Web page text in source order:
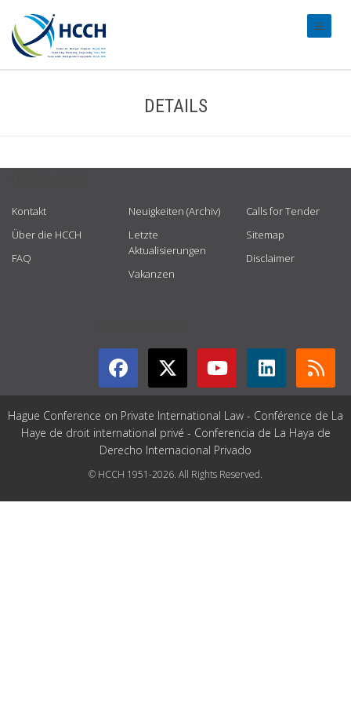
DETAILS
Kontakt
Über die HCCH
FAQ
Neuigkeiten (Archiv)
Letzte
Aktualisierungen
Vakanzen
Calls for Tender
Sitemap
Disclaimer
Hague Conference on Private International Law - Conférence de La
Haye de droit international privé - Conferencia de La Haya de
Derecho Internacional Privado
© HCCH 1951-2026. All Rights Reserved.